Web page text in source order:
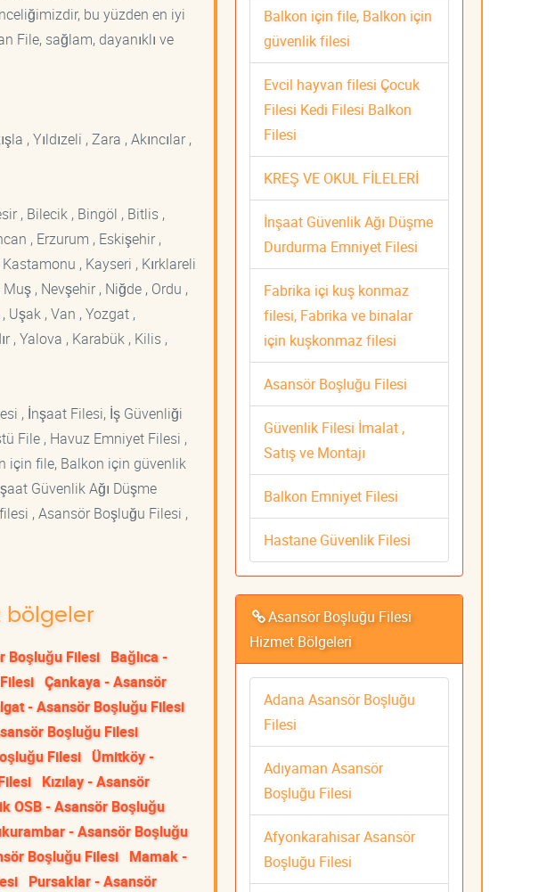
bu yüzden en iyi
File, sağlam, dayanıklı ve
, Yıldızeli , Zara , Akıncılar ,
, Bilecik , Bingöl , Bitlis ,
, Erzurum , Eskişehir ,
, Kayseri , Kırklareli
, Nevşehir , Niğde , Ordu ,
Uşak , Van , Yozgat ,
, Yalova , Karabük , Kilis ,
, İnşaat Filesi, İş Güvenliği
File , Havuz Emniyet Filesi ,
için file, Balkon için güvenlik
Güvenlik Ağı Düşme
, Asansör Boşluğu Filesi ,
bölgeler
Boşluğu Filesi Bağlıca -
Çankaya - Asansör
- Asansör Boşluğu Filesi
Boşluğu Filesi
Filesi Ümitköy -
Kızılay - Asansör
OSB - Asansör Boşluğu
- Asansör Boşluğu
Boşluğu Filesi Mamak -
Pursaklar - Asansör
Balkon için file, Balkon için
güvenlik filesi
Evcil hayvan filesi Çocuk
Filesi Kedi Filesi Balkon
Filesi
KREŞ VE OKUL FİLELERİ
İnşaat Güvenlik Ağı Düşme
Durdurma Emniyet Filesi
Fabrika içi kuş konmaz
filesi, Fabrika ve binalar
için kuşkonmaz filesi
Asansör Boşluğu Filesi
Güvenlik Filesi İmalat ,
Satış ve Montajı
Balkon Emniyet Filesi
Hastane Güvenlik Filesi
Asansör Boşluğu Filesi
Hizmet Bölgeleri
Adana Asansör Boşluğu
Filesi
Adıyaman Asansör
Boşluğu Filesi
Afyonkarahisar Asansör
Boşluğu Filesi